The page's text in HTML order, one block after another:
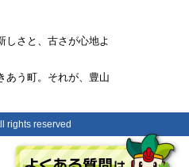
しさと、古さが心地よ
あう町。それが、豊山
rights reserved